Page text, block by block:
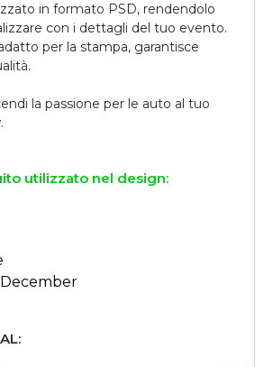
in formato PSD, rendendolo
con i dettagli del tuo evento.
per la stampa, garantisce
la passione per le auto al tuo
utilizzato nel design: